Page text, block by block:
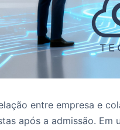
entre empresa e
após a admissão. Em